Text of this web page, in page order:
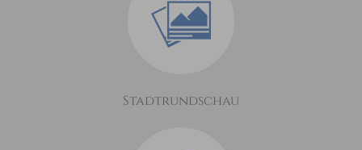
Stadtrundschau